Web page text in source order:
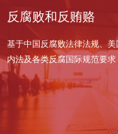
反腐败和反贿赂
基于中国反腐败法律法规、
内法及各类反腐国际规范要求